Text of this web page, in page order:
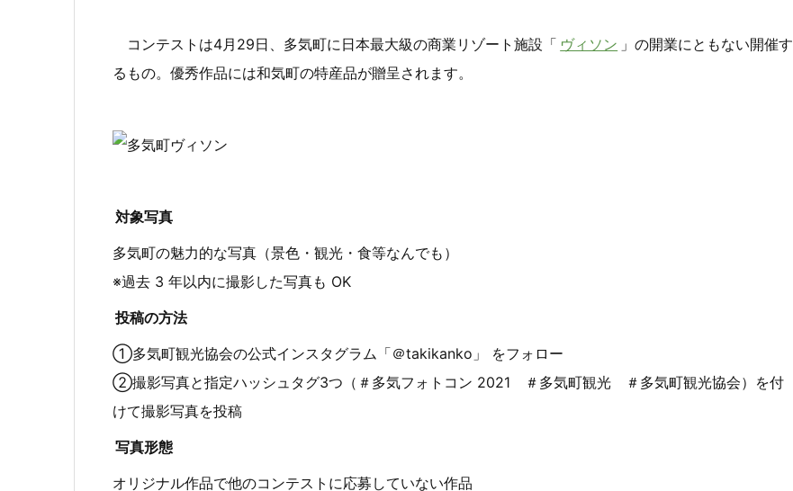
コンテストは4月29日、多気町に日本最大級の商業リゾート施設「 ヴィソン 」の開業にともない開催す
るもの。優秀作品には和気町の特産品が贈呈されます。
対象写真
多気町の魅力的な写真（景色・観光・食等なんでも）
※過去 3 年以内に撮影した写真も OK
投稿の方法
①多気町観光協会の公式インスタグラム「＠takikanko」 をフォロー
②撮影写真と指定ハッシュタグ3つ（＃多気フォトコン 2021 ＃多気町観光 ＃多気町観光協会）を付
けて撮影写真を投稿
写真形態
オリジナル作品で他のコンテストに応募していない作品